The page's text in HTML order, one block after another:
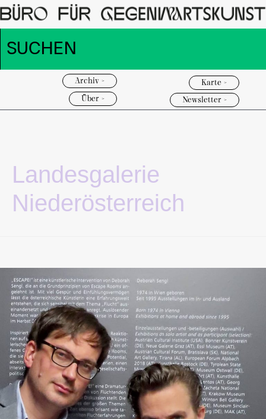
Archiv >
Über >
Karte >
Newsletter >
Landesgalerie
Niederösterreich